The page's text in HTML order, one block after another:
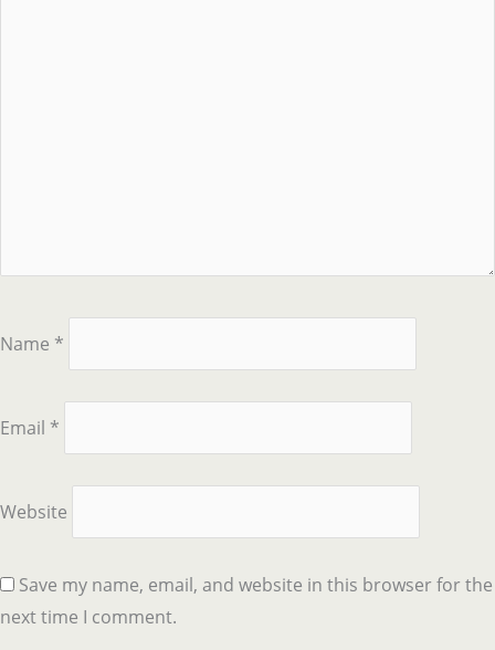
Name *
Email *
Website
Save my name, email, and website in this browser for the
next time I comment.